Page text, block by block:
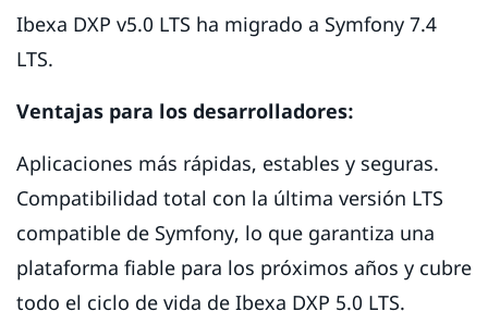
Ibexa DXP v5.0 LTS ha migrado a Symfony 7.4
LTS.
Ventajas para los desarrolladores:
Aplicaciones más rápidas, estables y seguras.
Compatibilidad total con la última versión LTS
compatible de Symfony, lo que garantiza una
plataforma fiable para los próximos años y cubre
todo el ciclo de vida de Ibexa DXP 5.0 LTS.